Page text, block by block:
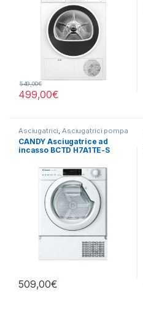
499,00€
549,00€
Asciugatrici Asciugatrici pompa
di calore
CANDY Asciugatrice ad
incasso BCTD H7A1TE-S
509,00€